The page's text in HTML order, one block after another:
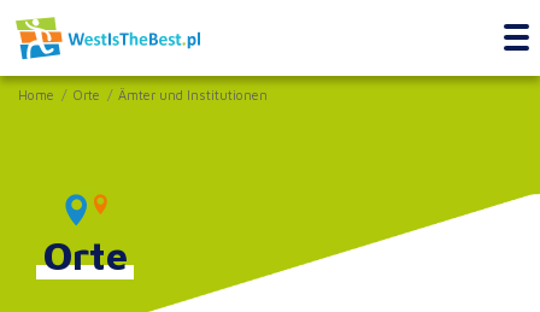
Home Orte Ämter und Institutionen
Orte